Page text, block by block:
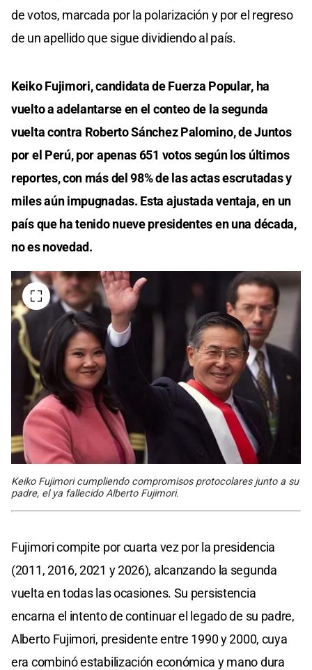
de votos, marcada por la polarización y por el regreso
de un apellido que sigue dividiendo al país.
Keiko Fujimori, candidata de Fuerza Popular, ha
vuelto a adelantarse en el conteo de la segunda
vuelta contra Roberto Sánchez Palomino, de Juntos
por el Perú, por apenas 651 votos según los últimos
reportes, con más del 98% de las actas escrutadas y
miles aún impugnadas. Esta ajustada ventaja, en un
país que ha tenido nueve presidentes en una década,
no es novedad.
Keiko Fujimori cumpliendo compromisos protocolares junto a su
padre, el ya fallecido Alberto Fujimori.
Fujimori compite por cuarta vez por la presidencia
(2011, 2016, 2021 y 2026), alcanzando la segunda
vuelta en todas las ocasiones. Su persistencia
encarna el intento de continuar el legado de su padre,
Alberto Fujimori, presidente entre 1990 y 2000, cuya
era combinó estabilización económica y mano dura